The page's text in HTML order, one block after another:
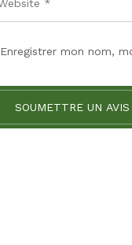
Enregistrer mon nom,
SOUMETTRE UN AVIS